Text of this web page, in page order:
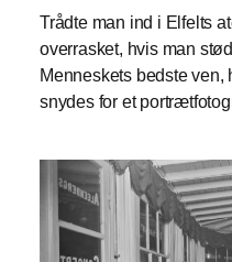
Trådte man ind i Elfelts
overrasket, hvis man
Menneskets bedste
snydes for et